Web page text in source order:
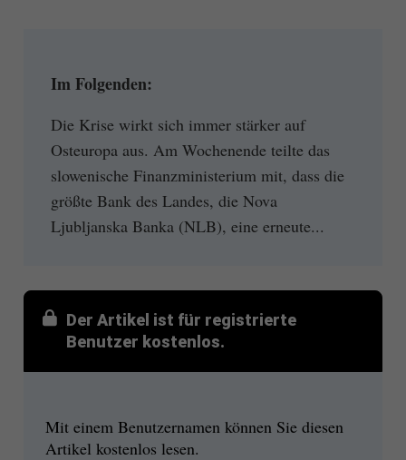
Im Folgenden:
Die Krise wirkt sich immer stärker auf
Osteuropa aus. Am Wochenende teilte das
slowenische Finanzministerium mit, dass die
größte Bank des Landes, die Nova
Ljubljanska Banka (NLB), eine erneute...
Der Artikel ist für registrierte
Benutzer kostenlos.
Mit einem Benutzernamen können Sie diesen
Artikel kostenlos lesen.